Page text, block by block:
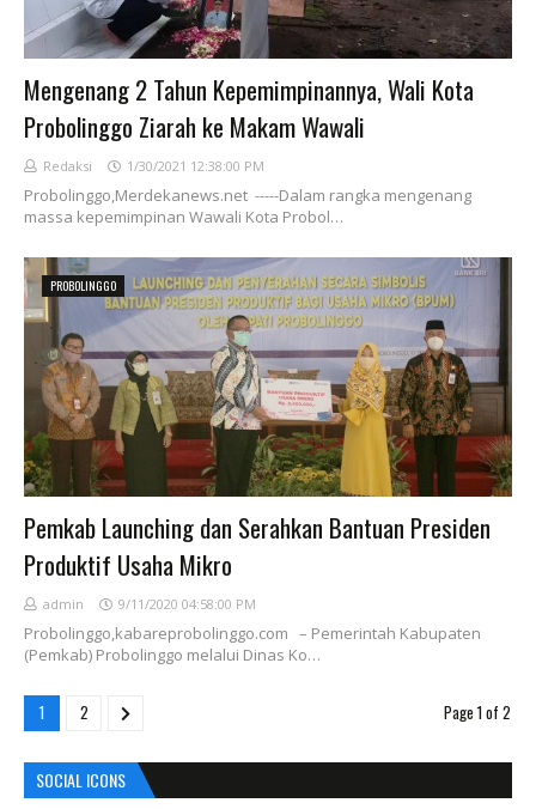
Mengenang 2 Tahun Kepemimpinannya, Wali Kota
Probolinggo Ziarah ke Makam Wawali
Redaksi 1/30/2021 12:38:00 PM
Probolinggo,Merdekanews.net -----Dalam rangka mengenang
massa kepemimpinan Wawali Kota Probol…
PROBOLINGGO
Pemkab Launching dan Serahkan Bantuan Presiden
Produktif Usaha Mikro
admin 9/11/2020 04:58:00 PM
Probolinggo,kabareprobolinggo.com – Pemerintah Kabupaten
(Pemkab) Probolinggo melalui Dinas Ko…
Page 1 of 2
1 2
SOCIAL ICONS